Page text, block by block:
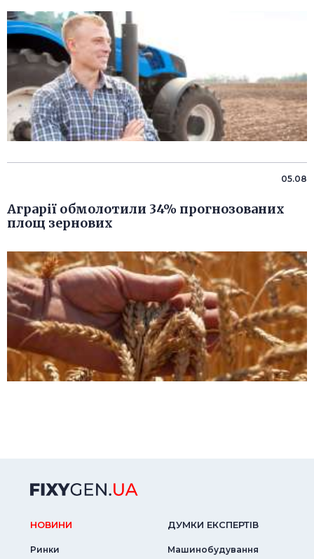
05.08
Аграрії обмолотили 34% прогнозованих
площ зернових
НОВИНИ
Ринки
ДУМКИ ЕКСПЕРТIВ
Машинобудування